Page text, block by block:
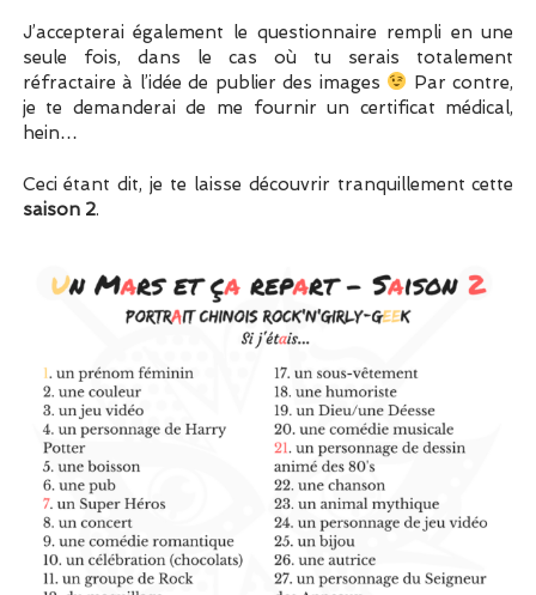
J’accepterai également le questionnaire rempli en une
seule fois, dans le cas où tu serais totalement
réfractaire à l’idée de publier des images
Par contre,
je te demanderai de me fournir un certificat médical,
hein…
Ceci étant dit, je te laisse découvrir tranquillement cette
saison 2.